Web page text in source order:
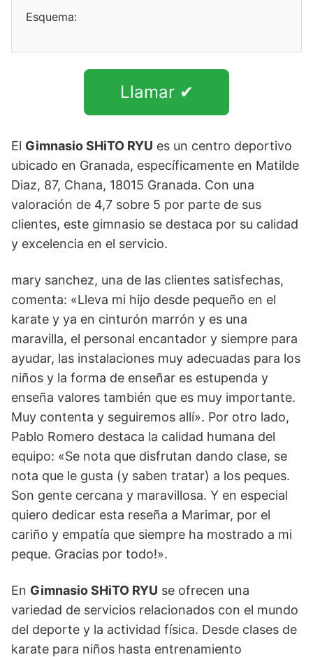
Esquema:
Llamar ✔
El Gimnasio SHiTO RYU es un centro deportivo
ubicado en Granada, específicamente en Matilde
Diaz, 87, Chana, 18015 Granada. Con una
valoración de 4,7 sobre 5 por parte de sus
clientes, este gimnasio se destaca por su calidad
y excelencia en el servicio.
mary sanchez, una de las clientes satisfechas,
comenta: «Lleva mi hijo desde pequeño en el
karate y ya en cinturón marrón y es una
maravilla, el personal encantador y siempre para
ayudar, las instalaciones muy adecuadas para los
niños y la forma de enseñar es estupenda y
enseña valores también que es muy importante.
Muy contenta y seguiremos allí». Por otro lado,
Pablo Romero destaca la calidad humana del
equipo: «Se nota que disfrutan dando clase, se
nota que le gusta (y saben tratar) a los peques.
Son gente cercana y maravillosa. Y en especial
quiero dedicar esta reseña a Marimar, por el
cariño y empatía que siempre ha mostrado a mi
peque. Gracias por todo!».
En Gimnasio SHiTO RYU se ofrecen una
variedad de servicios relacionados con el mundo
del deporte y la actividad física. Desde clases de
karate para niños hasta entrenamiento